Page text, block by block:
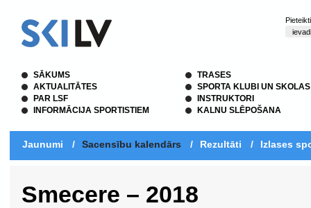
SĀKUMS
AKTUALITĀTES
PAR LSF
INFORMĀCIJA SPORTISTIEM
TRASES
SPORTA KLUBI UN SKOLAS
INSTRUKTORI
KALNU SLĒPOŠANA
Jaunumi / Sacensību kalendārs / Rezultāti / Izlases
Smecere – 2018